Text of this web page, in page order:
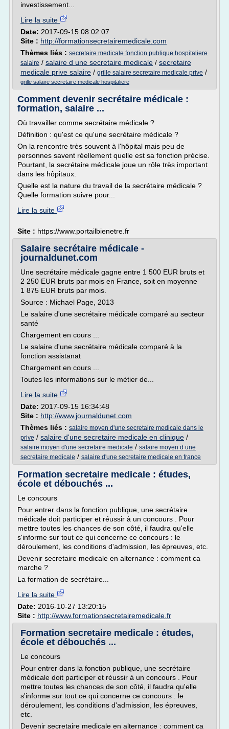
investissement...
Lire la suite
Date: 2017-09-15 08:02:07
Site : http://formationsecretairemedicale.com
Thèmes liés : secretaire medicale fonction publique hospitaliere
salaire / salaire d une secretaire medicale / secretaire
medicale prive salaire / grille salaire secretaire medicale prive /
grille salaire secretaire medicale hospitaliere
Comment devenir secrétaire médicale :
formation, salaire ...
Où travailler comme secrétaire médicale ?
Définition : qu'est ce qu'une secrétaire médicale ?
On la rencontre très souvent à l'hôpital mais peu de
personnes savent réellement quelle est sa fonction précise.
Pourtant, la secrétaire médicale joue un rôle très important
dans les hôpitaux.
Quelle est la nature du travail de la secrétaire médicale ?
Quelle formation suivre pour...
Lire la suite
Site : https://www.portailbienetre.fr
Salaire secrétaire médicale -
journaldunet.com
Une secrétaire médicale gagne entre 1 500 EUR bruts et
2 250 EUR bruts par mois en France, soit en moyenne
1 875 EUR bruts par mois.
Source : Michael Page, 2013
Le salaire d'une secrétaire médicale comparé au secteur
santé
Chargement en cours ...
Le salaire d'une secrétaire médicale comparé à la
fonction assistanat
Chargement en cours ...
Toutes les informations sur le métier de...
Lire la suite
Date: 2017-09-15 16:34:48
Site : http://www.journaldunet.com
Thèmes liés : salaire moyen d'une secretaire medicale dans le
prive / salaire d'une secretaire medicale en clinique /
salaire moyen d'une secretaire medicale / salaire moyen d une
secretaire medicale / salaire d'une secretaire medicale en france
Formation secretaire medicale : études,
école et débouchés ...
Le concours
Pour entrer dans la fonction publique, une secrétaire
médicale doit participer et réussir à un concours . Pour
mettre toutes les chances de son côté, il faudra qu'elle
s'informe sur tout ce qui concerne ce concours : le
déroulement, les conditions d'admission, les épreuves, etc.
Devenir secretaire medicale en alternance : comment ca
marche ?
La formation de secrétaire...
Lire la suite
Date: 2016-10-27 13:20:15
Site : http://www.formationsecretairemedicale.fr
Formation secretaire medicale : études,
école et débouchés ...
Le concours
Pour entrer dans la fonction publique, une secrétaire
médicale doit participer et réussir à un concours . Pour
mettre toutes les chances de son côté, il faudra qu'elle
s'informe sur tout ce qui concerne ce concours : le
déroulement, les conditions d'admission, les épreuves,
etc.
Devenir secretaire medicale en alternance : comment ca